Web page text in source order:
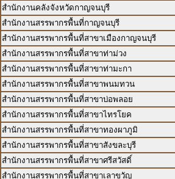
สำนักงานคลังจังหวัดกาญจนบุรี
สำนักงานสรรพากรพื้นที่กาญจนบุรี
สำนักงานสรรพากรพื้นที่สาขาเมืองกาญจนบุรี
สำนักงานสรรพากรพื้นที่สาขาท่าม่วง
สำนักงานสรรพากรพื้นที่สาขาท่ามะกา
สำนักงานสรรพากรพื้นที่สาขาพนมทวน
สำนักงานสรรพากรพื้นที่สาขาบ่อพลอย
สำนักงานสรรพากรพื้นที่สาขาไทรโยค
สำนักงานสรรพากรพื้นที่สาขาทองผาภูมิ
สำนักงานสรรพากรพื้นที่สาขาสังขละบุรี
สำนักงานสรรพากรพื้นที่สาขาศรีสวัสดิ์
สำนักงานสรรพากรพื้นที่สาขาเลาขวัญ